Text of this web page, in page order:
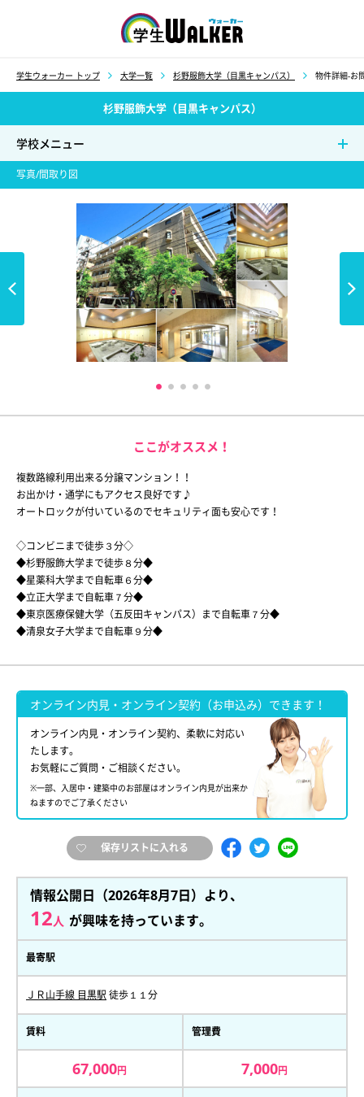
学生ウォーカー トップ 大学一覧 杉野服飾大学（目黒キャンパス） 物件詳細-お
杉野服飾大学（目黒キャンパス）
学校メニュー
写真/間取り図
ここがオススメ！
複数路線利用出来る分譲マンション！！
お出かけ・通学にもアクセス良好です♪
オートロックが付いているのでセキュリティ面も安心です！
◇コンビニまで徒歩３分◇
◆杉野服飾大学まで徒歩８分◆
◆星薬科大学まで自転車６分◆
◆立正大学まで自転車７分◆
◆東京医療保健大学（五反田キャンパス）まで自転車７分◆
◆清泉女子大学まで自転車９分◆
オンライン内見・オンライン契約（お申込み）できます！
オンライン内見・オンライン契約、柔軟に対応い
たします。
お気軽にご質問・ご相談ください。
※一部、入居中・建築中のお部屋はオンライン内見が出来か
ねますのでご了承ください
保存リストに入れる
情報公開日（2026年8月7日）より、
12人 が興味を持っています。
最寄駅
ＪＲ山手線 目黒駅 徒歩１１分
賃料
67,000円
管理費
7,000円